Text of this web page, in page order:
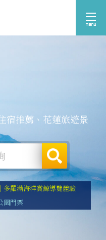
宿推薦、花蓮旅遊景
羅滿海洋賞鯨導覽體驗
園門票